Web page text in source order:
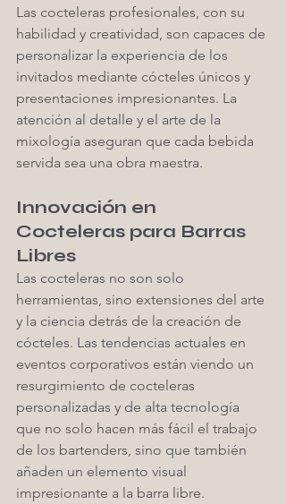
Las cocteleras profesionales, con su
habilidad y creatividad, son capaces de
personalizar la experiencia de los
invitados mediante cócteles únicos y
presentaciones impresionantes. La
atención al detalle y el arte de la
mixología aseguran que cada bebida
servida sea una obra maestra.
Innovación en
Cocteleras para Barras
Libres
Las cocteleras no son solo
herramientas, sino extensiones del arte
y la ciencia detrás de la creación de
cócteles. Las tendencias actuales en
eventos corporativos están viendo un
resurgimiento de cocteleras
personalizadas y de alta tecnología
que no solo hacen más fácil el trabajo
de los bartenders, sino que también
añaden un elemento visual
impresionante a la barra libre.